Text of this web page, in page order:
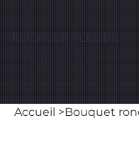
BODIGER FLEURS
VENTE EN LIGNE
Accueil >Bouquet